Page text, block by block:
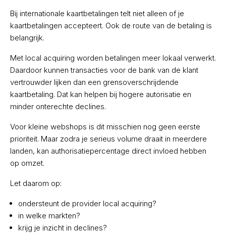
Bij internationale kaartbetalingen telt niet alleen of je
kaartbetalingen accepteert. Ook de route van de betaling is
belangrijk.
Met local acquiring worden betalingen meer lokaal verwerkt.
Daardoor kunnen transacties voor de bank van de klant
vertrouwder lijken dan een grensoverschrijdende
kaartbetaling. Dat kan helpen bij hogere autorisatie en
minder onterechte declines.
Voor kleine webshops is dit misschien nog geen eerste
prioriteit. Maar zodra je serieus volume draait in meerdere
landen, kan authorisatiepercentage direct invloed hebben
op omzet.
Let daarom op:
ondersteunt de provider local acquiring?
in welke markten?
krijg je inzicht in declines?